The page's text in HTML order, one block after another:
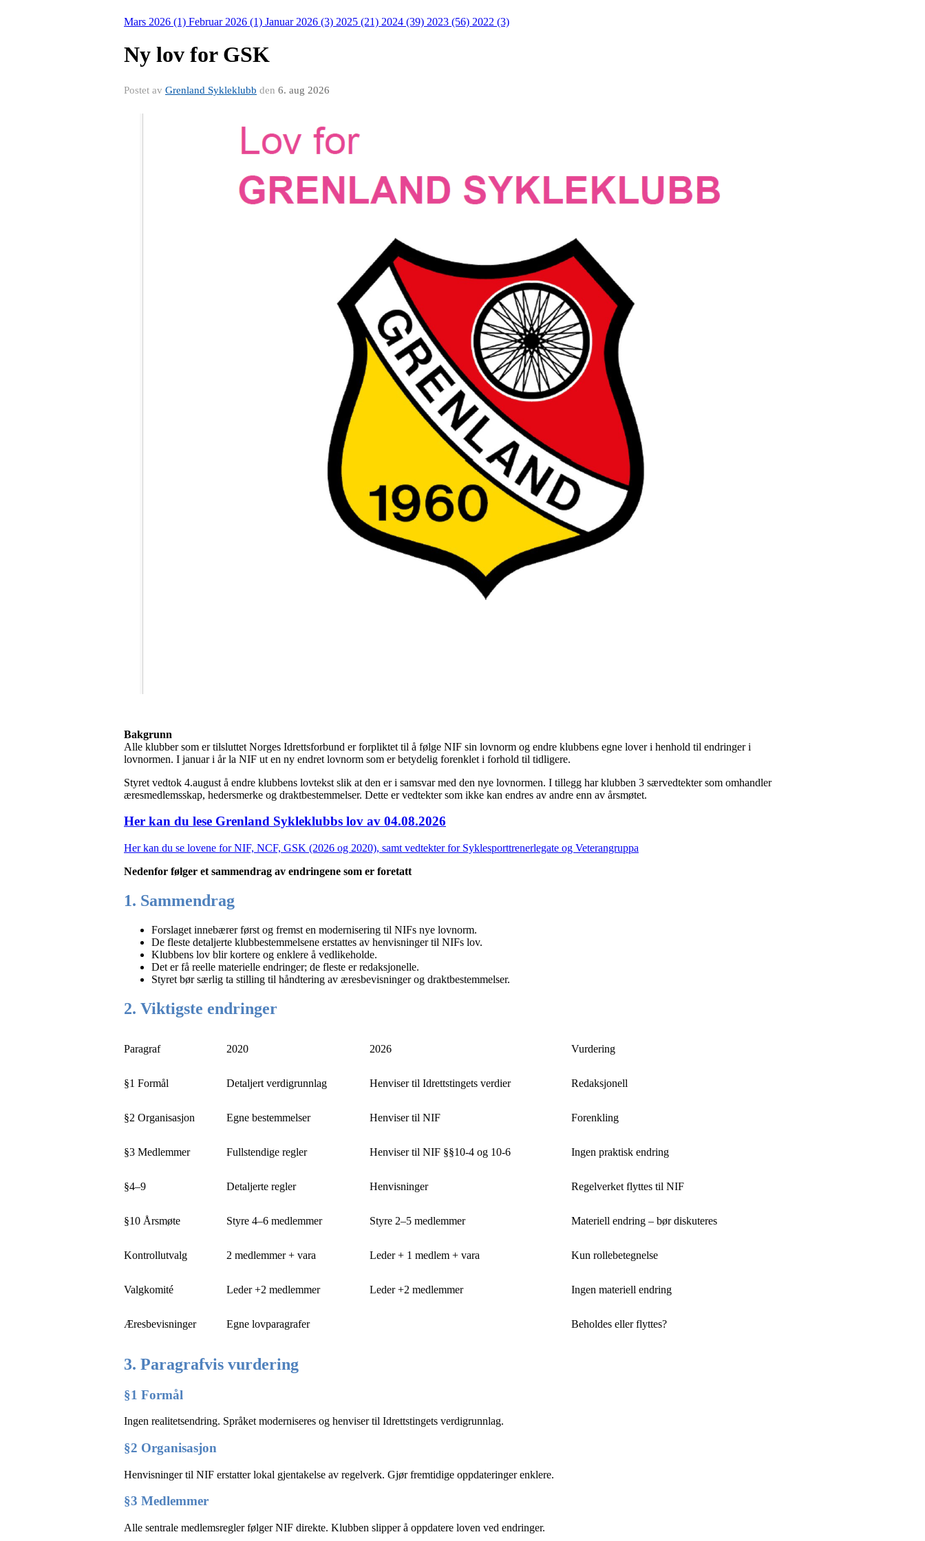
Mars 2026 (1) Februar 2026 (1) Januar 2026 (3) 2025 (21) 2024 (39) 2023 (56) 2022 (3)
Ny lov for GSK
Postet av Grenland Sykleklubb den 6. aug 2026
Bakgrunn
Alle klubber som er tilsluttet Norges Idrettsforbund er forpliktet til å følge NIF sin lovnorm og endre klubbens egne lover i henhold til endringer i
lovnormen. I januar i år la NIF ut en ny endret lovnorm som er betydelig forenklet i forhold til tidligere.
Styret vedtok 4.august å endre klubbens lovtekst slik at den er i samsvar med den nye lovnormen. I tillegg har klubben 3 særvedtekter som omhandler
æresmedlemsskap, hedersmerke og draktbestemmelser. Dette er vedtekter som ikke kan endres av andre enn av årsmøtet.
Her kan du lese Grenland Sykleklubbs lov av 04.08.2026
Her kan du se lovene for NIF, NCF, GSK (2026 og 2020), samt vedtekter for Syklesporttrenerlegate og Veterangruppa
Nedenfor følger et sammendrag av endringene som er foretatt
1. Sammendrag
Forslaget innebærer først og fremst en modernisering til NIFs nye lovnorm.
De fleste detaljerte klubbestemmelsene erstattes av henvisninger til NIFs lov.
Klubbens lov blir kortere og enklere å vedlikeholde.
Det er få reelle materielle endringer; de fleste er redaksjonelle.
Styret bør særlig ta stilling til håndtering av æresbevisninger og draktbestemmelser.
2. Viktigste endringer
Paragraf 2020 2026 Vurdering
§1 Formål Detaljert verdigrunnlag Henviser til Idrettstingets verdier Redaksjonell
§2 Organisasjon Egne bestemmelser Henviser til NIF Forenkling
§3 Medlemmer Fullstendige regler Henviser til NIF §§10-4 og 10-6 Ingen praktisk endring
§4–9 Detaljerte regler Henvisninger Regelverket flyttes til NIF
§10 Årsmøte Styre 4–6 medlemmer Styre 2–5 medlemmer Materiell endring – bør diskuteres
Kontrollutvalg 2 medlemmer + vara Leder + 1 medlem + vara Kun rollebetegnelse
Valgkomité Leder +2 medlemmer Leder +2 medlemmer Ingen materiell endring
Æresbevisninger Egne lovparagrafer Beholdes eller flyttes?
3. Paragrafvis vurdering
§1 Formål
Ingen realitetsendring. Språket moderniseres og henviser til Idrettstingets verdigrunnlag.
§2 Organisasjon
Henvisninger til NIF erstatter lokal gjentakelse av regelverk. Gjør fremtidige oppdateringer enklere.
§3 Medlemmer
Alle sentrale medlemsregler følger NIF direkte. Klubben slipper å oppdatere loven ved endringer.